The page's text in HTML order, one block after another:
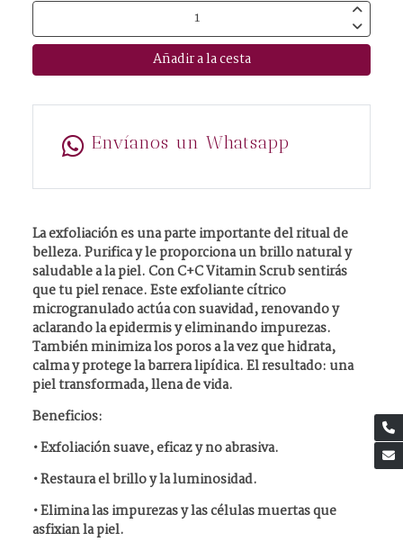
Añadir a la cesta
Envíanos un Whatsapp
La exfoliación es una parte importante del ritual de
belleza. Purifica y le proporciona un brillo natural y
saludable a la piel. Con C+C Vitamin Scrub sentirás
que tu piel renace. Este exfoliante cítrico
microgranulado actúa con suavidad, renovando y
aclarando la epidermis y eliminando impurezas.
También minimiza los poros a la vez que hidrata,
calma y protege la barrera lipídica. El resultado: una
piel transformada, llena de vida.
Beneficios:
• Exfoliación suave, eficaz y no abrasiva.
• Restaura el brillo y la luminosidad.
• Elimina las impurezas y las células muertas que
asfixian la piel.